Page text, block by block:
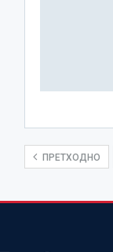
ПРЕТХОДНО